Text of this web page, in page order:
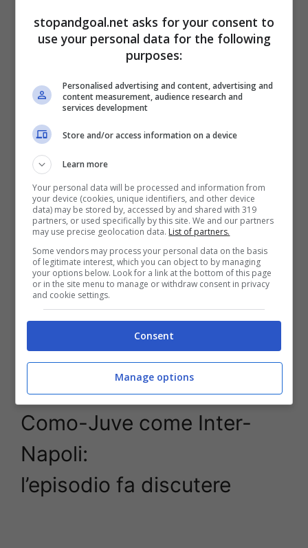
episodio arbitrale che ha fatto discutere per il
tocco di mano di Gatti, in area di rigore. Del
perché, sulla mancata sanzione, l’ex arbitro ha
Legittimo avere opinioni differenti, ma in sala
VAR si è avuta coerenza in merito a quanto
successo in Inter-Napoli. Entrambi i giocatori si
aiutano a prendere posizione, poi il tocco di
Gatti è casuale”.
Stopandgoal.net (fonte foto: immagini in diretta a Dazn)
Como-Juve come Inter-
Napoli:
l’episodio fa discutere
stopandgoal.net asks for your consent to
use your personal data for the following
purposes:
Personalised advertising and content, advertising and
content measurement, audience research and
services development
Store and/or access information on a device
Learn more
Your personal data will be processed and information from
your device (cookies, unique identifiers, and other device
data) may be stored by, accessed by and shared with 319
partners, or used specifically by this site. We and our partners
may use precise geolocation data. List of partners.
Some vendors may process your personal data on the basis
of legitimate interest, which you can object to by managing
your options below. Look for a link at the bottom of this page
or in the site menu to manage or withdraw consent in privacy
and cookie settings.
Consent
Manage options